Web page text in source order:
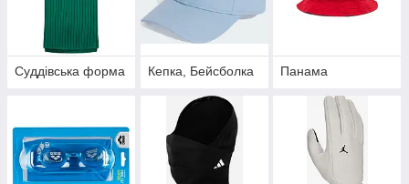
Суддівська форма Кепка, Бейсболка Панама